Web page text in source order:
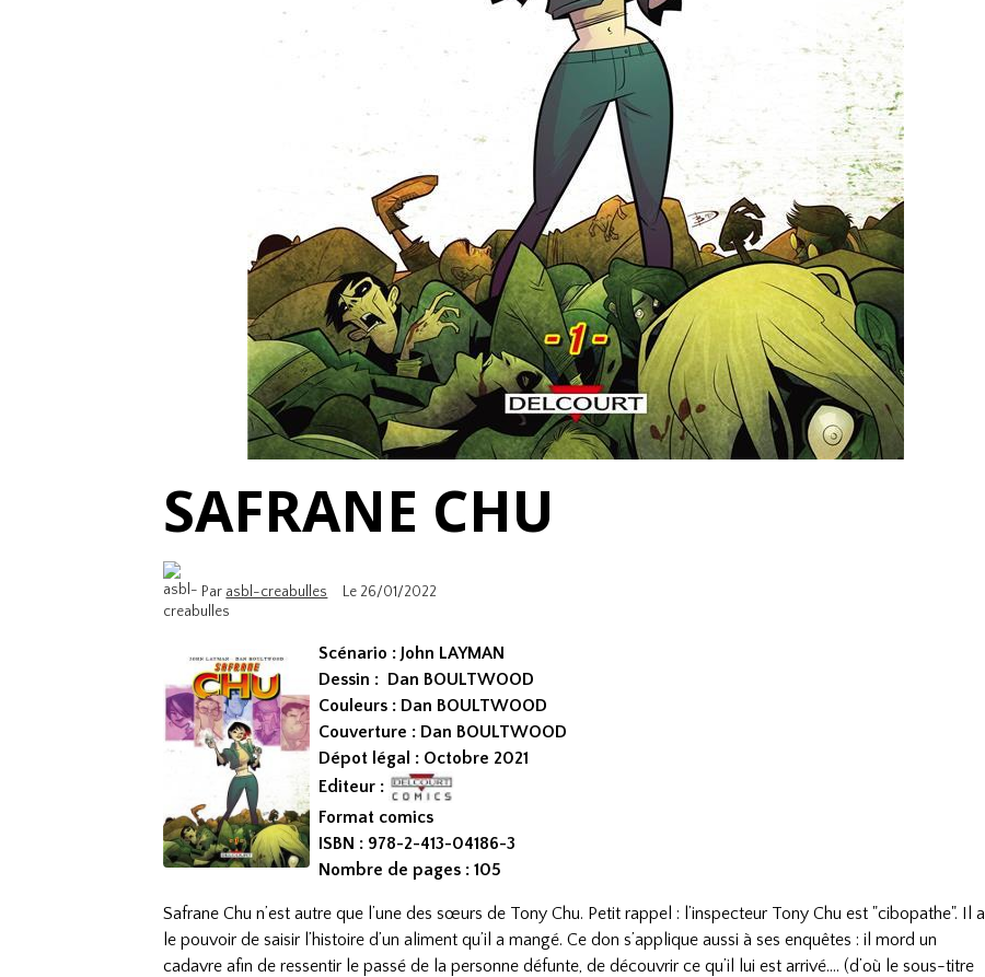
SAFRANE CHU
Par asbl-creabulles Le 26/01/2022
Scénario : John LAYMAN
Dessin : Dan BOULTWOOD
Couleurs : Dan BOULTWOOD
Couverture : Dan BOULTWOOD
Dépot légal : Octobre 2021
Editeur :
Format comics
ISBN : 978-2-413-04186-3
Nombre de pages : 105
Safrane Chu n’est autre que l’une des sœurs de Tony Chu. Petit rappel : l’inspecteur Tony Chu est "cibopathe". Il a
le pouvoir de saisir l’histoire d’un aliment qu’il a mangé. Ce don s’applique aussi à ses enquêtes : il mord un
cadavre afin de ressentir le passé de la personne défunte, de découvrir ce qu’il lui est arrivé…. (d’où le sous-titre